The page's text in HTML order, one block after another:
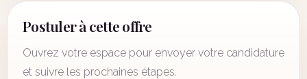
Postuler à cette offre
Ouvrez votre espace pour envoyer votre candidature
et suivre les prochaines étapes.